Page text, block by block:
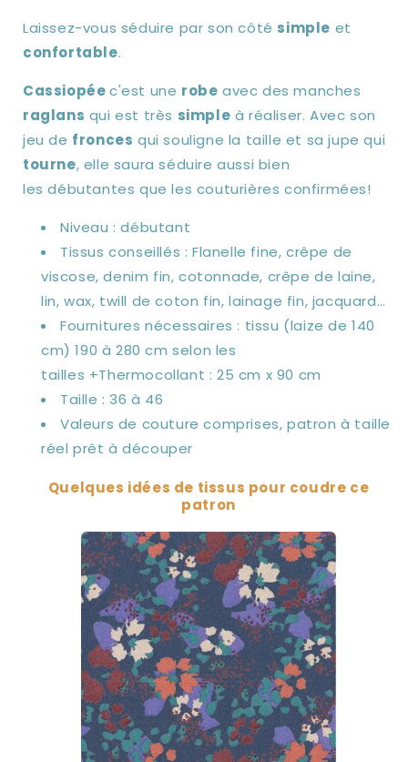
Laissez-vous séduire par son côté simple et
confortable.
Cassiopéec'est une robe avec des manches
raglans qui est très simple à réaliser. Avec son
jeu de fronces qui souligne la taille et sa jupe qui
tourne, elle saura séduire aussi bien
les débutantes que les couturières confirmées!
Niveau : débutant
Tissus conseillés : Flanelle fine, crêpe de
viscose, denim fin, cotonnade, crêpe de laine,
lin, wax, twill de coton fin, lainage fin, jacquard…
Fournitures nécessaires : tissu (laize de 140
cm) 190 à 280 cm selon les
tailles +Thermocollant : 25 cm x 90 cm
Taille : 36 à 46
Valeurs de couture comprises, patron à taille
réel prêt à découper
Quelques idées de tissus pour coudre ce
patron